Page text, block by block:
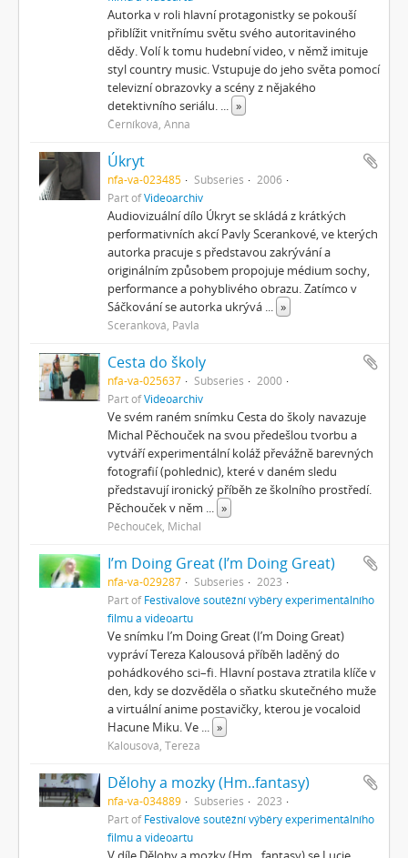
Autorka v roli hlavní protagonistky se pokouší
přiblížit vnitřnímu světu svého autoritaviného
dědy. Volí k tomu hudební video, v němž imituje
styl country music. Vstupuje do jeho světa pomocí
televizní obrazovky a scény z nějakého
detektivního seriálu. ... »
Černíková, Anna
Úkryt
nfa-va-023485 Subseries
2006
Part ofVideoarchiv
Audiovizuální dílo Úkryt se skládá z krátkých
performativních akcí Pavly Scerankové, ve kterých
autorka pracuje s představou zakrývání a
originálním způsobem propojuje médium sochy,
performance a pohyblivého obrazu. Zatímco v
Sáčkování se autorka ukrývá ... »
Sceranková, Pavla
Cesta do školy
nfa-va-025637 Subseries
2000
Part ofVideoarchiv
Ve svém raném snímku Cesta do školy navazuje
Michal Pěchouček na svou předešlou tvorbu a
vytváří experimentální koláž převážně barevných
fotografií (pohlednic), které v daném sledu
představují ironický příběh ze školního prostředí.
Pěchouček v něm ... »
Pěchouček, Michal
I’m Doing Great (I’m Doing Great)
nfa-va-029287 Subseries
2023
Part ofFestivalové soutěžní výběry experimentálního
filmu a videoartu
Ve snímku I’m Doing Great (I’m Doing Great)
vypráví Tereza Kalousová příběh laděný do
pohádkového sci–fi. Hlavní postava ztratila klíče v
den, kdy se dozvěděla o sňatku skutečného muže
a virtuální anime postavičky, kterou je vocaloid
Hacune Miku. Ve ... »
Kalousová, Tereza
Dělohy a mozky (Hm..fantasy)
nfa-va-034889 Subseries
2023
Part ofFestivalové soutěžní výběry experimentálního
filmu a videoartu